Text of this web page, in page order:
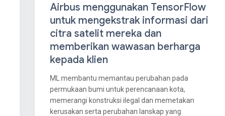
Airbus menggunakan TensorFlow
untuk mengekstrak informasi dari
citra satelit mereka dan
memberikan wawasan berharga
kepada klien
ML membantu memantau perubahan pada
permukaan bumi untuk perencanaan kota,
memerangi konstruksi ilegal dan memetakan
kerusakan serta perubahan lanskap yang